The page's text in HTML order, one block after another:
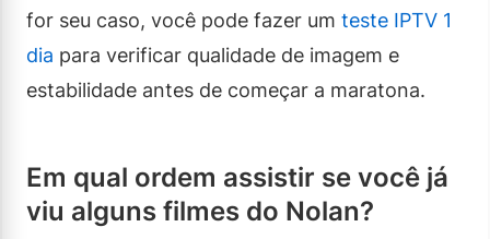
for seu caso, você pode fazer um teste IPTV 1
dia para verificar qualidade de imagem e
estabilidade antes de começar a maratona.
Em qual ordem assistir se você já
viu alguns filmes do Nolan?